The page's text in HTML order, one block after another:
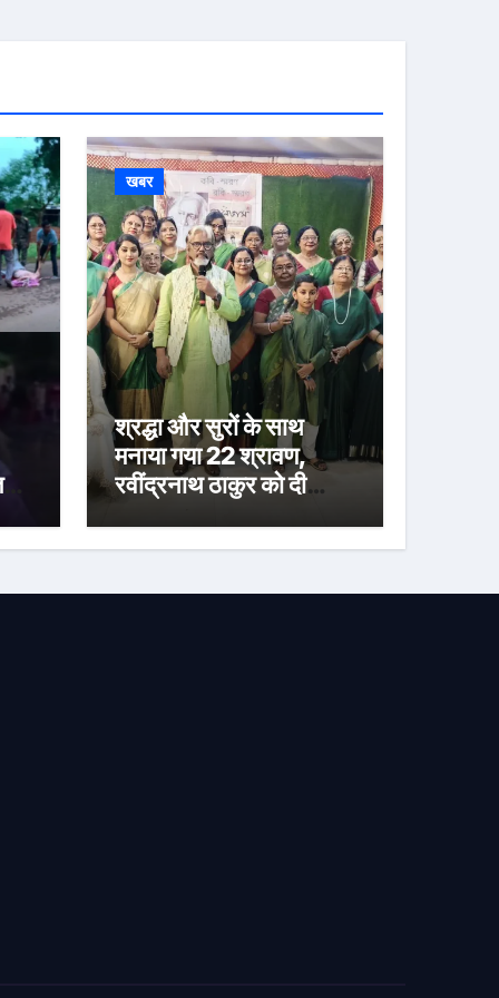
खबर
श्रद्धा और सुरों के साथ
मनाया गया 22 श्रावण,
रवींद्रनाथ ठाकुर को दी
की छात्राओं ने रवींद्र संगीत
प्रस्तुति से बांधा समां